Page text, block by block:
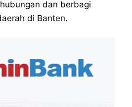
dan berbagi
di Banten.